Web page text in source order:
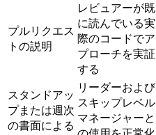
プルリクエス
トの説明
レビュアーが既
に読んでいる実
際のコードでア
プローチを実証
する
スタンドアッ
プまたは週次
の書面による
リーダーおよび
スキップレベル
マネージャーと